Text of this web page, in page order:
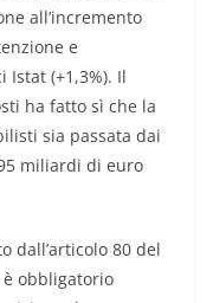
all’incremento
e
(+1,3%). Il
ha fatto sì che la
sia passata dai
miliardi di euro
dall’articolo 80 del
è obbligatorio